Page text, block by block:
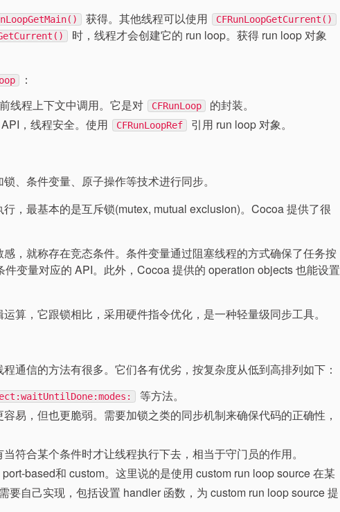
获得。其他线程可以使用 CFRunLoopGetCurrent()
时，线程才会创建它的 run loop。获得 run loop 对象
：
线程上下文中调用。它是对 CFRunLoop 的封装。
，线程安全。使用 CFRunLoopRef 引用 run loop 对象。
、条件变量、原子操作等技术进行同步。
，最基本的是互斥锁(mutex, mutual exclusion)。Cocoa 提供了很
，就称存在竞态条件。条件变量通过阻塞线程的方式确保了任务按
变量对应的 API。此外，Cocoa 提供的 operation objects 也能设置
算，它跟锁相比，采用硬件指令优化，是一种轻量级同步工具。
通信的方法有很多。它们各有优劣，按复杂度从低到高排列如下：
等方法。
易，但也更脆弱。需要加锁之类的同步机制来确保代码的正确性，
符合某个条件时才让线程执行下去，相当于守门员的作用。
based和 custom。这里说的是使用 custom run loop source 在某
自己实现，包括设置 handler 函数，为 custom run loop source 提